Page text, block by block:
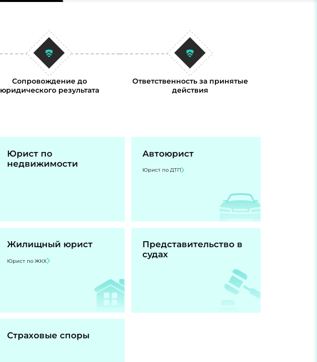
Сопровождение до
юридического результата
Ответственность за принятые
действия
Юрист по
недвижимости
Автоюрист
Юрист по ДТП
Жилищный юрист
Юрист по ЖКХ
Представительство в
судах
Страховые споры